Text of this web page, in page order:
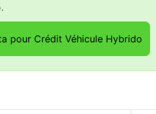
pour Crédit Véhicule Hybrido